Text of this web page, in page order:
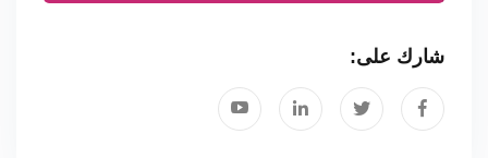
شارك على: